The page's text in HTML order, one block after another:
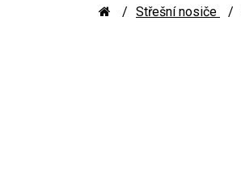
Střešní nosiče